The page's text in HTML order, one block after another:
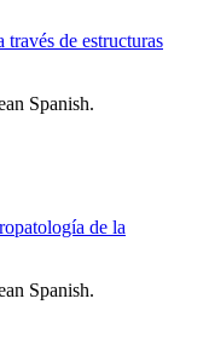
de estructuras
Spanish.
de la
Spanish.